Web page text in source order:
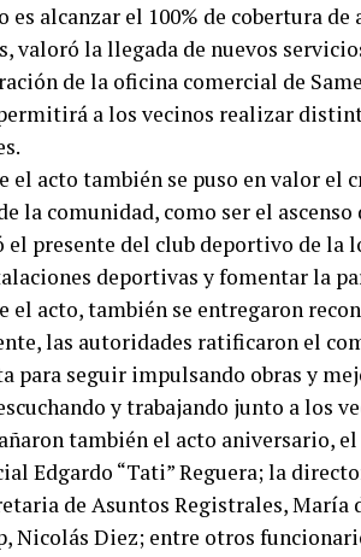
es alcanzar el 100% de cobertura
valoró la llegada de nuevos
de la oficina comercial de
a los vecinos realizar
el acto también se puso en valor el
la comunidad, como ser el
el presente del club deportivo de
deportivas y fomentar la
el acto, también se entregaron
las autoridades ratificaron el
para seguir impulsando obras y
y trabajando junto a los
también el acto aniversario,
Edgardo “Tati” Reguera; la
de Asuntos Registrales,
Nicolás Diez; entre otros